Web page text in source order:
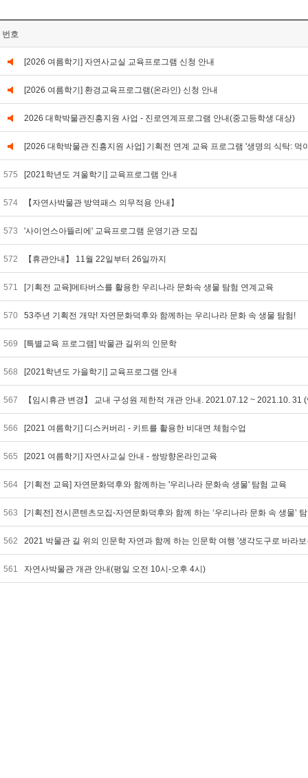
번호
[2026 여름학기] 자연사교실 교육프로그램 신청 안내
[2026 여름학기] 환경교육프로그램(온라인) 신청 안내
2026 대학박물관진흥지원 사업 - 진로연계프로그램 안내(중고등학생 대상)
[2026 대학박물관 진흥지원 사업] 기획전 연계 교육 프로그램 '생명의 식탁: 먹
575 [2021학년도 겨울학기] 교육프로그램 안내
574 【자연사박물관 방역패스 의무적용 안내】
573 '사이언스아뜰리에' 교육프로그램 운영기관 모집
572 【휴관안내】 11월 22일부터 26일까지
571 [기획전 교육]메타버스를 활용한 우리나라 문화속 생물 탐험 연계교육
570 53주년 기획전 개막! 자연문화덕후와 함께하는 우리나라 문화 속 생물 탐험!
569 [특별교육 프로그램] 박물관 길위의 인문학
568 [2021학년도 가을학기] 교육프로그램 안내
567 【임시휴관 변경】 교내 구성원 제한적 개관 안내. 2021.07.12 ~ 2021.10. 31
566 [2021 여름학기] 디스커버리 - 키트를 활용한 비대면 체험수업
565 [2021 여름학기] 자연사교실 안내 - 쌍방향온라인교육
564 [기획전 교육] 자연문화덕후와 함께하는 '우리나라 문화속 생물' 탐험 교육
563 [기획전] 전시콘텐츠모집-자연문화덕후와 함께 하는 ‘우리나라 문화 속 생물’
562 2021 박물관 길 위의 인문학 자연과 함께 하는 인문학 여행 '생각도구로 바라
561 자연사박물관 개관 안내(평일 오전 10시-오후 4시)